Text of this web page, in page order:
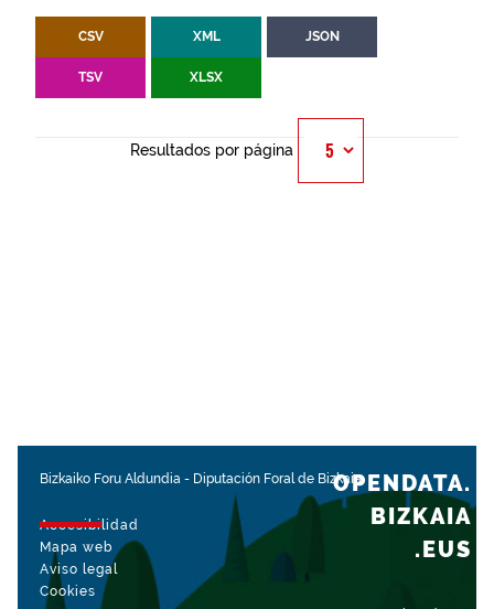
CSV XML JSON
TSV XLSX
Resultados por página
Bizkaiko Foru Aldundia - Diputación Foral de Bizkaia
Accesibilidad
Mapa web
Aviso legal
Cookies
OPENDATA.
BIZKAIA
.EUS